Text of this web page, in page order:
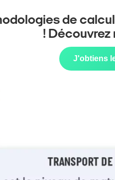
de
! Découvrez
J'obtiens